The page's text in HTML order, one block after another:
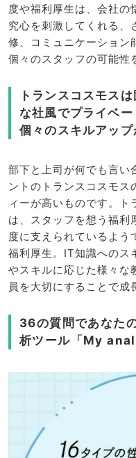
度や福利厚生は、会社の
究心を刺激してくれる
修、コミュニケーション
個々のスタッフの可能性
トランスコスモス
な社風でプライベ
個々のスキルアッ
部下と上司が何でも言い
ントのトランスコスモス
ィーが高いものです。
は、スタッフを想う福利
度に支えられているよう
福利厚生。IT知識へのス
やスキルに応じた様々な
員を大切にすることで成
36の質問であなた
析ツール「My